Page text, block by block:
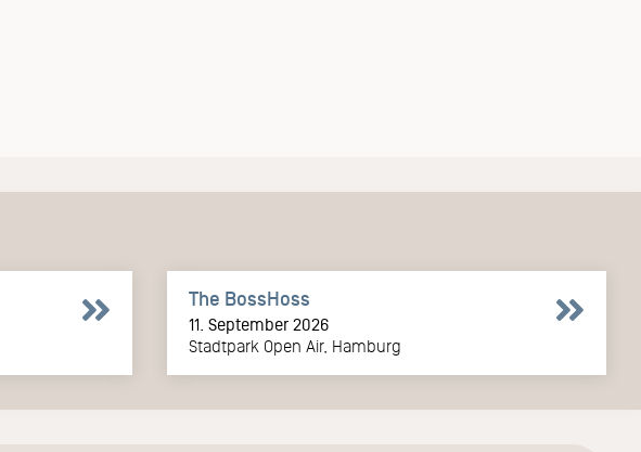
The BossHoss
11. September 2026
Stadtpark Open Air, Hamburg